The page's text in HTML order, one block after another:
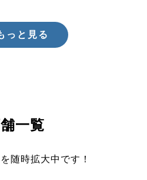
っと見る
一覧
随時拡大中です！